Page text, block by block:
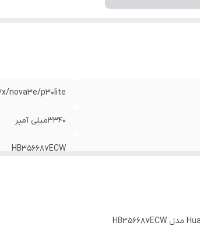
nova3e/p30lite
۳۳۴۰میلی آمپر
HB356687ECW